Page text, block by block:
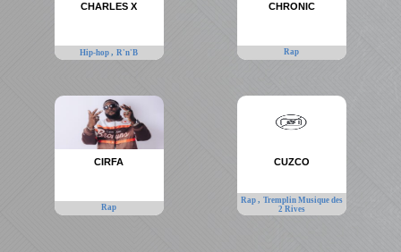
CHARLES X
Hip-hop,R'n'B
CHRONIC
Rap
CIRFA
Rap
CUZCO
Rap , Tremplin Musique des
2 Rives